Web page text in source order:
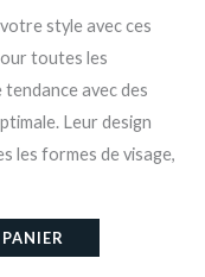
style avec ces
toutes les
avec des
Leur design
les formes de visage,